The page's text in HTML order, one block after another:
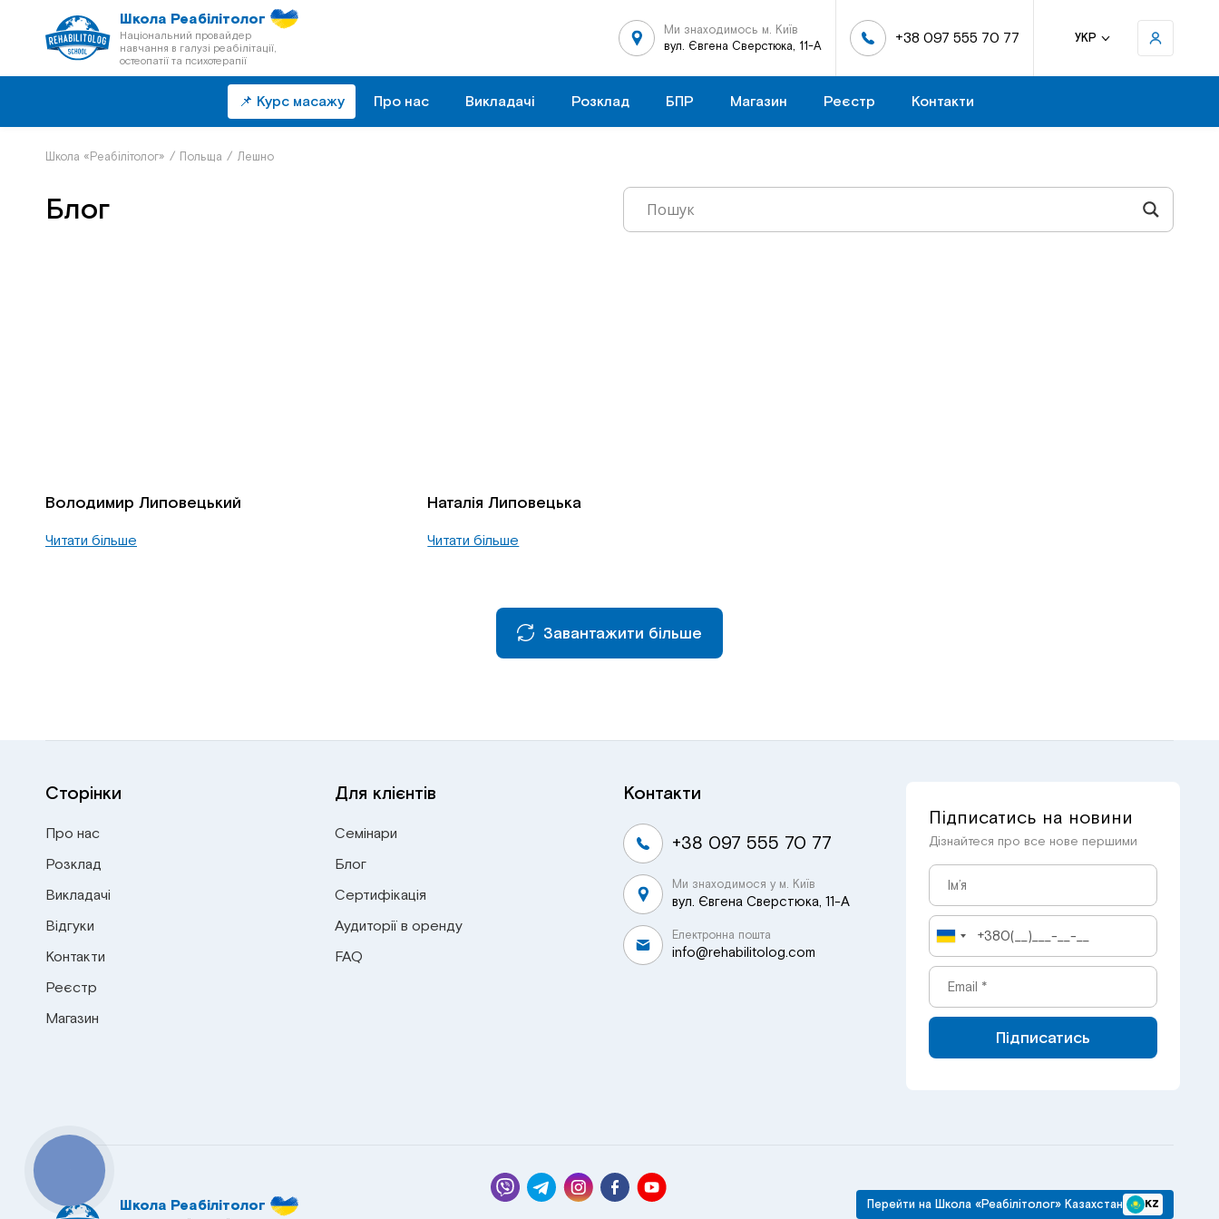
Школа Реабілітолог
Національний провайдер
навчання в галузі реабілітації,
остеопатії та психотерапії
Ми знаходимось м. Київ
вул. Євгена Сверстюка, 11-А
+38 097 555 70 77 УКР
📌 Курс масажу Про нас Викладачі Розклад БПР Магазин Реєстр Контакти
Школа «Реабілітолог» / Польща / Лешно
Блог
Володимир Липовецький
Читати більше
Наталія Липовецька
Читати більше
Завантажити більше
Сторінки
Про нас
Розклад
Викладачі
Відгуки
Контакти
Реєстр
Магазин
Для клієнтів
Семінари
Блог
Сертифікація
Аудиторії в оренду
FAQ
Контакти
+38 097 555 70 77
Ми знаходимося у м. Київ
вул. Євгена Сверстюка, 11-А
Електронна пошта
info@rehabilitolog.com
Підписатись на новини
Дізнайтеся про все нове першими
Підписатись
Школа Реабілітолог Перейти на Школа «Реабілітолог» Казахстан KZ